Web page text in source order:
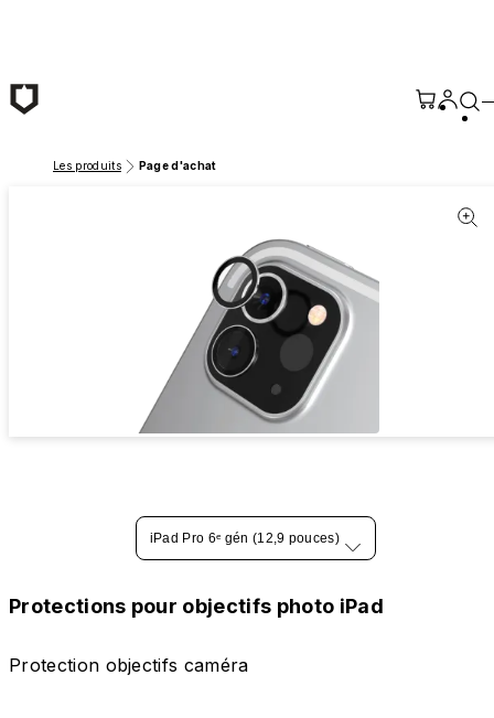
Les produits Page d'achat
iPad Pro 6ᵉ gén (12,9 pouces)
Protections pour objectifs photo iPad
Protection objectifs caméra